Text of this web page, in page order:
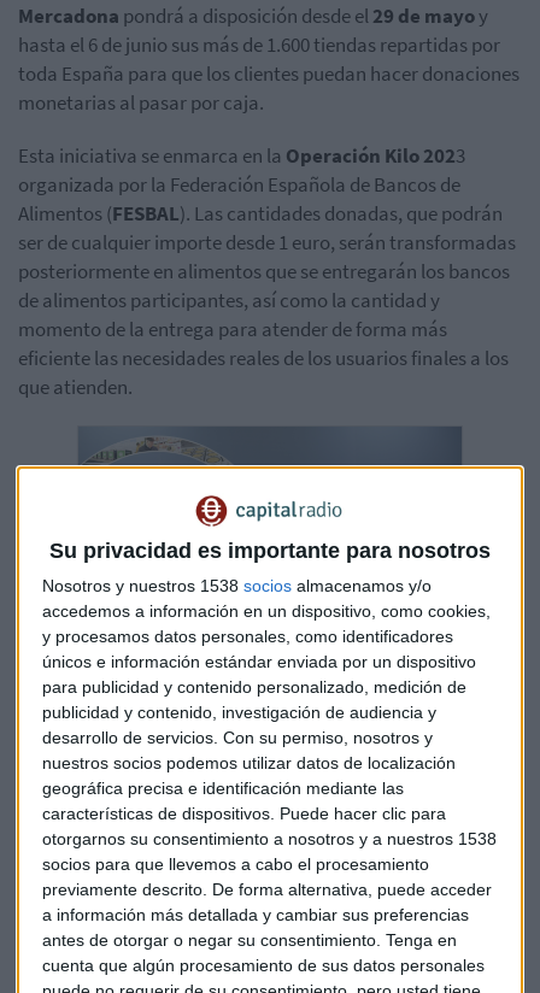
Su privacidad es importante para nosotros
Nosotros y nuestros 1538 socios almacenamos y/o
accedemos a información en un dispositivo, como cookies,
y procesamos datos personales, como identificadores
únicos e información estándar enviada por un dispositivo
para publicidad y contenido personalizado, medición de
publicidad y contenido, investigación de audiencia y
desarrollo de servicios. Con su permiso, nosotros y
nuestros socios podemos utilizar datos de localización
geográfica precisa e identificación mediante las
características de dispositivos. Puede hacer clic para
otorgarnos su consentimiento a nosotros y a nuestros 1538
socios para que llevemos a cabo el procesamiento
previamente descrito. De forma alternativa, puede acceder
a información más detallada y cambiar sus preferencias
antes de otorgar o negar su consentimiento. Tenga en
cuenta que algún procesamiento de sus datos personales
Mercadona pondrá a disposición desde el29 de mayoy
hasta el 6 de junio sus más de 1.600 tiendas repartidas por
toda España para que los clientes puedan hacer donaciones
monetarias al pasar por caja.
Esta iniciativa se enmarca en la Operación Kilo 2023
organizada por la Federación Española de Bancos de
Alimentos (FESBAL). Las cantidades donadas, que podrán
ser de cualquier importe desde 1 euro, serán transformadas
posteriormente en alimentos que se entregarán los bancos
de alimentos participantes, así como la cantidad y
momento de la entrega para atender de forma más
eficiente las necesidades reales de los usuarios finales a los
que atienden.
Mercadona gana 718 millones en 2022 y baja
Mercadona ha intentado ser dique de contención
ante inflación y ha elevado costes de proveedores un
12% frente al 10% de precios finales
Capital Radio / 2023-03-14
Las donaciones de alimentos caen un
12,5% en 2023
La medida se vuelve de extrema necesidad en un momento